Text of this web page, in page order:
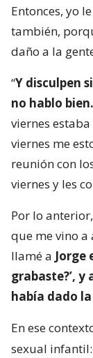
Entonces, yo
también,
daño a la
“Y disculpen
no hablo
viernes
viernes me
reunión con
viernes y les
Por lo
que me vino a
llamé a Jorge
grabaste?’, y
había dado
En ese
sexual infantil: